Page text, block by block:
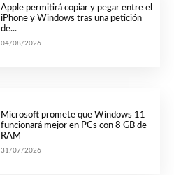
Apple permitirá copiar y pegar entre el
iPhone y Windows tras una petición
de...
04/08/2026
Microsoft promete que Windows 11
funcionará mejor en PCs con 8 GB de
RAM
31/07/2026